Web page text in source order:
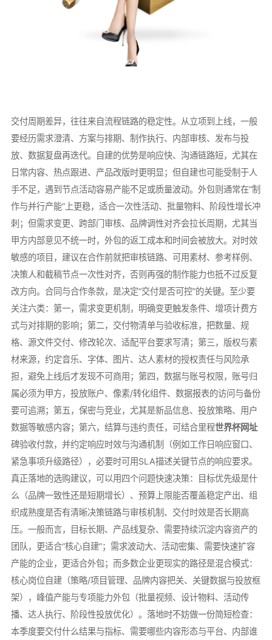
交付周期差异，往往来自流程链路的稳定性。从立项到上线，一般
要经历需求澄清、方案与排期、制作执行、内部审核、发布与投
放、数据复盘再迭代。自建的优势是响应快、沟通链路短，尤其在
日常内容、热点跟进、产品改版时更明显；但自建也可能受制于人
手不足，遇到节点活动容易产能不足或质量波动。外包则通常在“制
作与并行产能”上更稳，适合一次性活动、批量物料、阶段性增长冲
刺；但需求变更、跨部门审核、品牌调性对齐会拉长周期，尤其当
甲方内部意见不统一时，外包的返工成本和时间会被放大。对时效
敏感的项目，建议在合作前就把审核链路、可用素材、参考样例、
决策人和截稿节点一次性对齐，否则再强的制作能力也抵不过反复
改方向。合同与合作条款，是决定“交付是否可控”的关键。至少要
关注六类：第一，需求变更机制，明确变更触发条件、增项计费方
式与对排期的影响；第二，交付物清单与验收标准，把数量、规
格、源文件交付、修改轮次、适配平台要求写清；第三，版权与素
材来源，约定音乐、字体、图片、达人素材的授权责任与风险承
担，避免上线后才发现不可商用；第四，数据与账号权限，账号归
属必须为甲方，投放账户、像素/转化组件、数据报表的访问与备份
要可追溯；第五，保密与竞业，尤其是新品信息、投放策略、用户
数据等敏感内容；第六，结算与违约责任，可结合里程世界杯网址
碑验收付款，并约定响应时效与沟通机制（例如工作日响应窗口、
紧急事项升级路径），必要时可用SLA描述关键节点的响应要求。
真正落地的选购建议，可以用四个问题快速决策：目标优先级是什
么（品牌一致性还是短期增长）、预算上限能否覆盖稳定产出、组
织成熟度是否有清晰决策链路与审核机制、交付时效是否长期高
压。一般而言，目标长期、产品线复杂、需要持续沉淀内容资产的
团队，更适合“核心自建”；需求波动大、活动密集、需要快速扩容
产能的企业，更适合外包；而多数企业更现实的路径是混合模式：
核心岗位自建（策略/项目管理、品牌内容把关、关键数据与投放框
架），峰值产能与专项能力外包（批量视频、设计物料、活动传
播、达人执行、阶段性投放优化）。落地时不妨做一份简短检查：
本季度要交付什么结果与指标、需要哪些内容形态与平台、内部谁